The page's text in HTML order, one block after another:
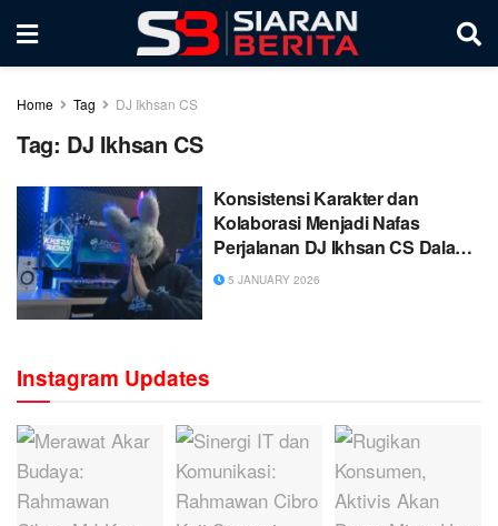
Home Tag DJ Ikhsan CS
Tag: DJ Ikhsan CS
Konsistensi Karakter dan
Kolaborasi Menjadi Nafas
Perjalanan DJ Ikhsan CS Dalam
Meramaikan Dunia Musik Tanah
5 JANUARY 2026
Instagram Updates